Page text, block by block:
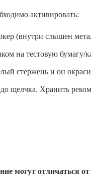
активировать:
(внутри слышен
на тестовую бумагу/
стержень и он
щелчка. Хранить
могут отличаться